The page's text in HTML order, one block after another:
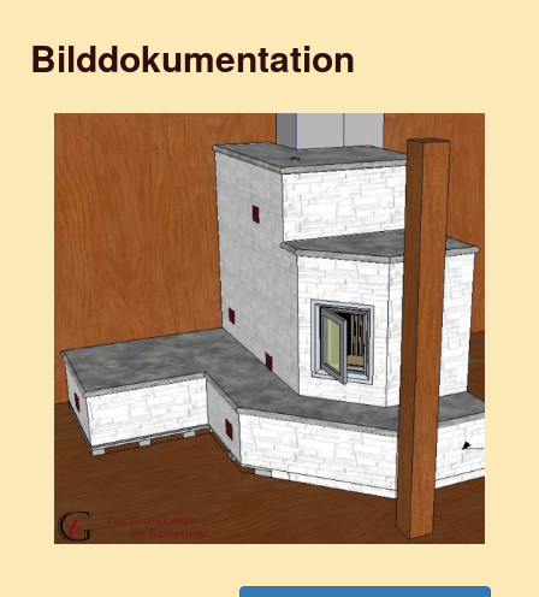
Bilddokumentation